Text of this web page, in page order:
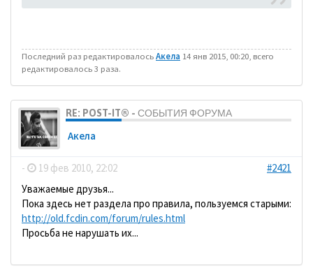
Последний раз редактировалосьАкела 14 янв 2015, 00:20, всего
редактировалось 3 раза.
RE: POST-IT® - СОБЫТИЯ ФОРУМА
Акела
- 19 фев 2010, 22:02
#2421
Уважаемые друзья...
Пока здесь нет раздела про правила, пользуемся старыми:
http://old.fcdin.com/forum/rules.html
Просьба не нарушать их...